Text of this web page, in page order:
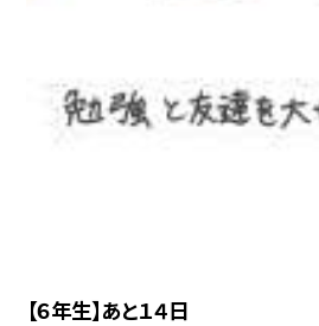
【６年生】あと１４日